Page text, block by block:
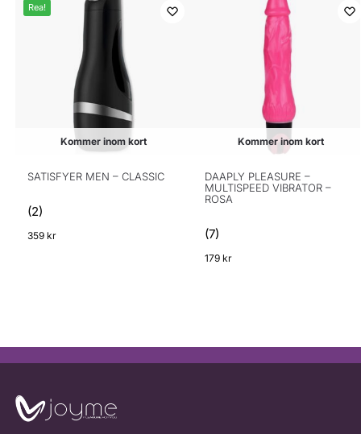
Rea!
Kommer inom kort
SATISFYER MEN – CLASSIC
(2)
359 kr
Kommer inom kort
DAAPLY PLEASURE –
MULTISPEED VIBRATOR –
ROSA
(7)
179 kr